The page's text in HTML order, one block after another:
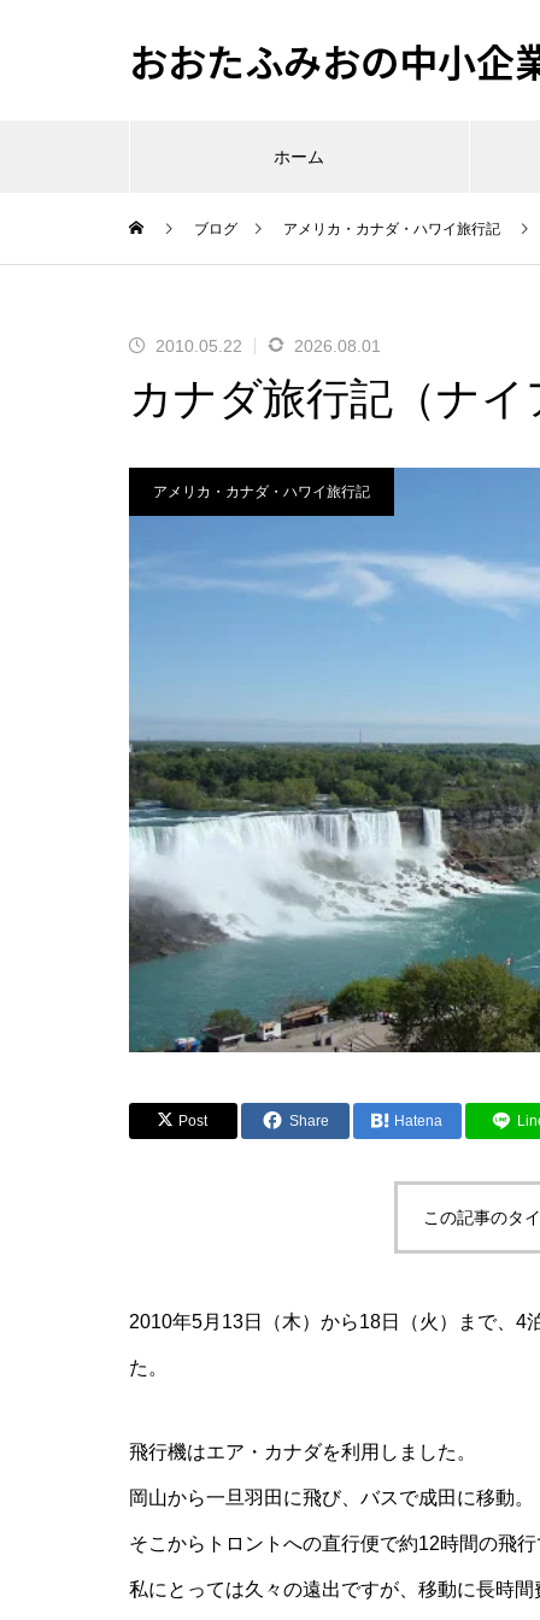
おおたふみおの中小企
ホーム
ブログ アメリカ・カナダ・ハワイ旅行記
2010.05.22 2026.08.01
カナダ旅行記（ナ
アメリカ・カナダ・ハワイ旅行記
Post Share Hatena
この記事のタ
2010年5月13日（木）から18日（火）まで、4
た。
飛行機はエア・カナダを利用しました。
岡山から一旦羽田に飛び、バスで成田に移動。
そこからトロントへの直行便で約12時間の飛
私にとっては久々の遠出ですが、移動に長時